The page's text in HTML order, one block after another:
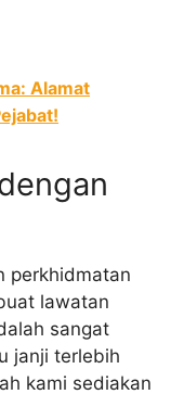
Alamat
perkhidmatan
lawatan
sangat
janji terlebih
kami sediakan